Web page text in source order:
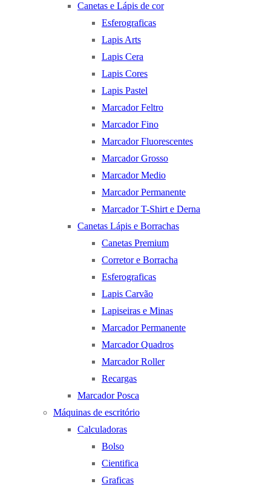
Canetas e Lápis de cor
Esferograficas
Lapis Arts
Lapis Cera
Lapis Cores
Lapis Pastel
Marcador Feltro
Marcador Fino
Marcador Fluorescentes
Marcador Grosso
Marcador Medio
Marcador Permanente
Marcador T-Shirt e Derna
Canetas Lápis e Borrachas
Canetas Premium
Corretor e Borracha
Esferograficas
Lapis Carvão
Lapiseiras e Minas
Marcador Permanente
Marcador Quadros
Marcador Roller
Recargas
Marcador Posca
Máquinas de escritório
Calculadoras
Bolso
Cientifica
Graficas